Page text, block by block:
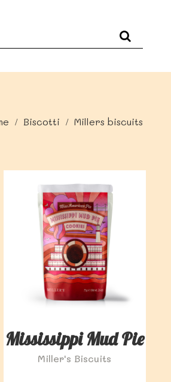
Biscotti Millers biscuits
Mississippi Mud Pie
Miller's Biscuits